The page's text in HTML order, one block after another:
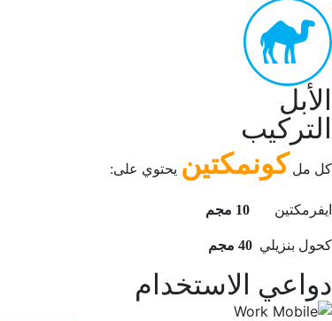
الأبل
التركيب
كل مل كونمكتين يحتوي على:
ايفرمكتين 10 مجم
كحول بنزيلي 40 مجم
دواعي الاستخدام